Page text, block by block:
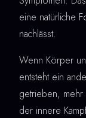
eine natürliche
nachlässt.
Wenn Körper
entsteht ein
getrieben, mehr
der innere